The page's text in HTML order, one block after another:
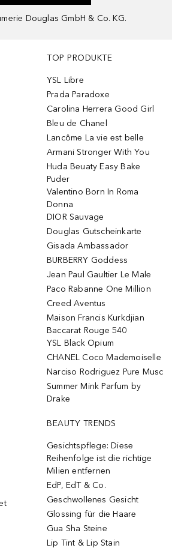
Douglas GmbH & Co. KG.
TOP PRODUKTE
YSL Libre
Prada Paradoxe
Carolina Herrera Good Girl
Bleu de Chanel
Lancôme La vie est belle
Armani Stronger With You
Huda Beuaty Easy Bake
Puder
Valentino Born In Roma
Donna
DIOR Sauvage
Douglas Gutscheinkarte
Gisada Ambassador
BURBERRY Goddess
Jean Paul Gaultier Le Male
Paco Rabanne One Million
Creed Aventus
Maison Francis Kurkdjian
Baccarat Rouge 540
YSL Black Opium
CHANEL Coco Mademoiselle
Narciso Rodriguez Pure Musc
Summer Mink Parfum by
Drake
BEAUTY TRENDS
Gesichtspflege: Diese
Reihenfolge ist die richtige
Milien entfernen
EdP, EdT & Co.
Geschwollenes Gesicht
Glossing für die Haare
Gua Sha Steine
Lip Tint & Lip Stain